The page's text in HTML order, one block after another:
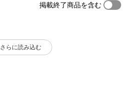
掲載終了商品を含む
さらに読み込む